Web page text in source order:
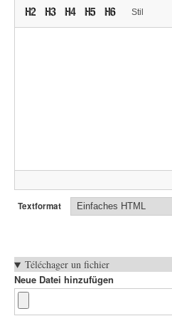
Stil
Textformat
Téléchager un fichier
Neue Datei hinzufügen